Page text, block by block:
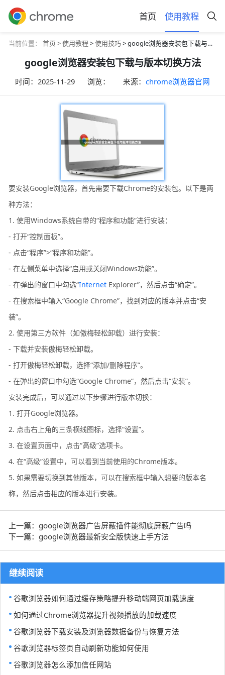
首页 使用教程
当前位置： 首页 >使用教程>使用技巧> google浏览器安装包下载与版本切换方法
google浏览器安装包下载与版本切换方法
时间：2025-11-29 浏览： 来源： chrome浏览器官网
要安装Google浏览器，首先需要下载Chrome的安装包。以下是两
种方法：
1. 使用Windows系统自带的“程序和功能”进行安装：
- 打开“控制面板”。
- 点击“程序”>“程序和功能”。
- 在左侧菜单中选择“启用或关闭Windows功能”。
- 在弹出的窗口中勾选“Internet Explorer”，然后点击“确定”。
- 在搜索框中输入“Google Chrome”，找到对应的版本并点击“安
装”。
2. 使用第三方软件（如傲梅轻松卸载）进行安装：
- 下载并安装傲梅轻松卸载。
- 打开傲梅轻松卸载，选择“添加/删除程序”。
- 在弹出的窗口中勾选“Google Chrome”，然后点击“安装”。
安装完成后，可以通过以下步骤进行版本切换：
1. 打开Google浏览器。
2. 点击右上角的三条横线图标，选择“设置”。
3. 在设置页面中，点击“高级”选项卡。
4. 在“高级”设置中，可以看到当前使用的Chrome版本。
5. 如果需要切换到其他版本，可以在搜索框中输入想要的版本名
称，然后点击相应的版本进行安装。
上一篇：google浏览器广告屏蔽插件能彻底屏蔽广告吗
下一篇：google浏览器最新安全版快速上手方法
继续阅读
谷歌浏览器如何通过缓存策略提升移动端网页加载速度
如何通过Chrome浏览器提升视频播放的加载速度
谷歌浏览器下载安装及浏览器数据备份与恢复方法
谷歌浏览器标签页自动刷新功能如何使用
谷歌浏览器怎么添加信任网站